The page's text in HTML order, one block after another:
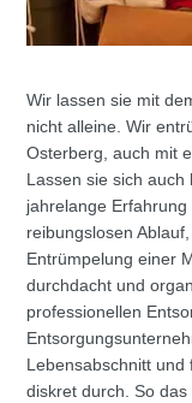
Wir lassen sie mit
nicht alleine. Wir
Osterberg, auch mit
Lassen sie sich
jahrelange
reibungslosen
Entrümpelung einer
durchdacht und
professionellen
Lebensabschnitt
diskret durch. So